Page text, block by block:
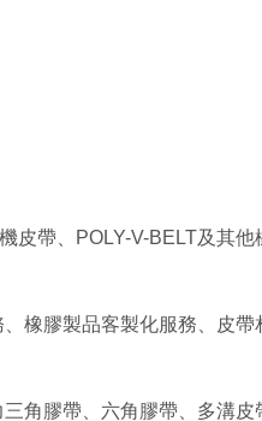
皮帶、POLY-V-BELT及其他
橡膠製品客製化服務、皮帶
角膠帶、六角膠帶、多溝皮